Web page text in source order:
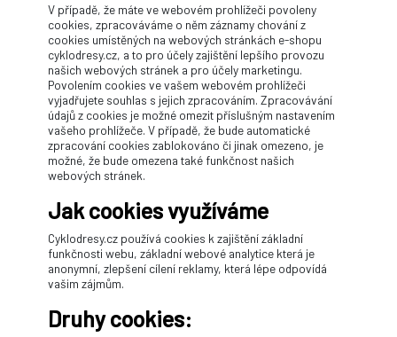
V případě, že máte ve webovém prohlížeči povoleny
cookies, zpracováváme o něm záznamy chování z
cookies umístěných na webových stránkách e-shopu
cyklodresy.cz, a to pro účely zajištění lepšího provozu
našich webových stránek a pro účely marketingu.
Povolením cookies ve vašem webovém prohlížeči
vyjadřujete souhlas s jejich zpracováním. Zpracovávání
údajů z cookies je možné omezit příslušným nastavením
vašeho prohlížeče. V případě, že bude automatické
zpracování cookies zablokováno či jinak omezeno, je
možné, že bude omezena také funkčnost našich
webových stránek.
Jak cookies využíváme
Cyklodresy.cz používá cookies k zajištění základní
funkčnosti webu, základní webové analytice která je
anonymní, zlepšení cílení reklamy, která lépe odpovídá
vašim zájmům.
Druhy cookies: